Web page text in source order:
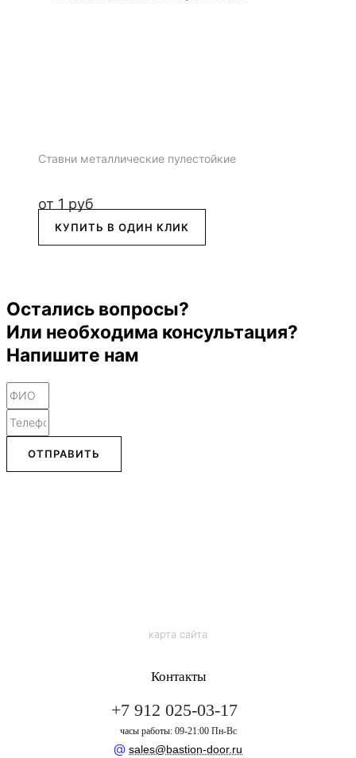
Ставни металлические пулестойкие
от 1 руб
КУПИТЬ В ОДИН КЛИК
Остались вопросы?
Или необходима консультация?
Напишите нам
ОТПРАВИТЬ
карта сайта
Контакты
+7 912 025-03-17
часы работы: 09-21:00 Пн-Вс
@ sales@bastion-door.ru